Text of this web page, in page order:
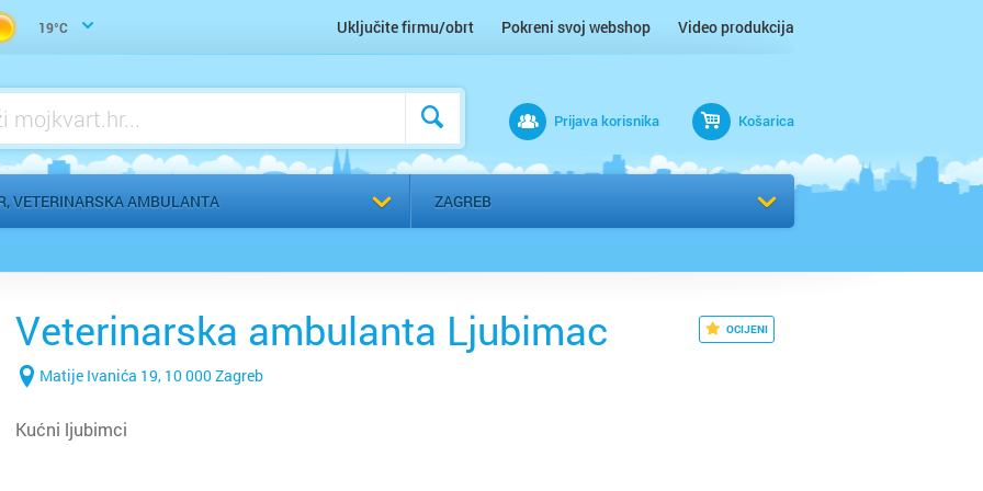
19°C Uključite firmu/obrt Pokreni svoj webshop Video produkcija
Prijava korisnika Košarica
VETERINARSKA AMBULANTA ZAGREB
Odaberi grad
OCIJENI
Veterinarska ambulanta Ljubimac
Matije Ivanića 19, 10 000 Zagreb
Kućni ljubimci